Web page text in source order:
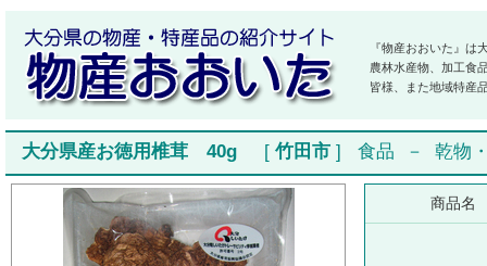
『物産おおいた』は
農林水産物、加工食
皆様、また地域特産
大分県産お徳用椎茸 40g [ 竹田市 ] 食品 － 乾物
商品名